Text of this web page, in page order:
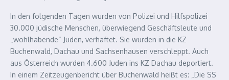
In den folgenden Tagen wurden von Polizei und Hilfspolizei
30.000 jüdische Menschen, überwiegend Geschäftsleute und
„wohlhabende“ Juden, verhaftet. Sie wurden in die KZ
Buchenwald, Dachau und Sachsenhausen verschleppt. Auch
aus Österreich wurden 4.600 Juden ins KZ Dachau deportiert.
In einem Zeitzeugenbericht über Buchenwald heißt es: „Die SS